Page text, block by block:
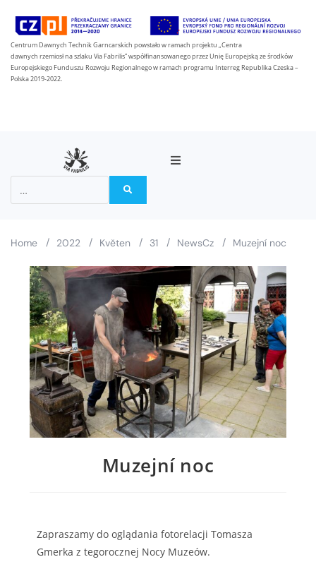
Centrum Dawnych Technik Garncarskich powstało w ramach projektu „Centra
dawnych rzemiosł na szlaku Via Fabrilis” współfinansowanego przez Unię Europejską ze środków
Europejskiego Funduszu Rozwoju Regionalnego w ramach programu Interreg Republika Czeska –
Polska 2019-2022.
Na stezce Via Fabrilis
Zprávy
Home / 2022 / Květen / 31 / NewsCz / Muzejní noc
Muzejní noc
Zapraszamy do oglądania fotorelacji Tomasza
Gmerka z tegorocznej Nocy Muzeów.